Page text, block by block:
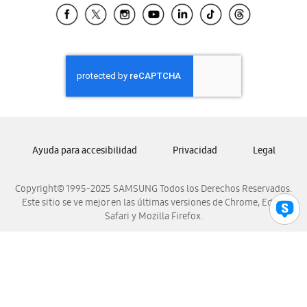
Samsung El Salvador
Samsung Honduras
Samsung Nicaragua
Samsung Panamá
Samsung Venezuela
Copyright© 1995-2025 SAMSUNG Todos los Derechos Reservados.
Este sitio se ve mejor en las últimas versiones de Chrome, Edge,
Safari y Mozilla Firefox.
Ayuda para accesibilidad Privacidad Legal